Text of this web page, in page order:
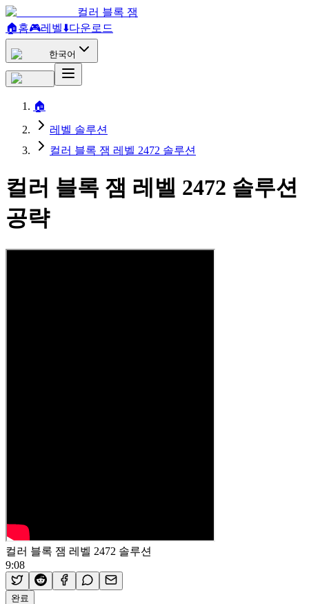
컬러 블록 잼
🏠홈🎮레벨⬇️다운로드
한국어
🏠
레벨 솔루션
컬러 블록 잼 레벨 2472 솔루션
컬러 블록 잼 레벨 2472 솔루션
공략
컬러 블록 잼 레벨 2472 솔루션
9:08
완료